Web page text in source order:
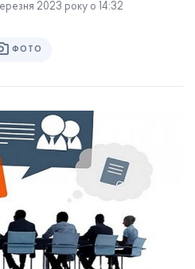
2023 року о 14:32
ФОТО